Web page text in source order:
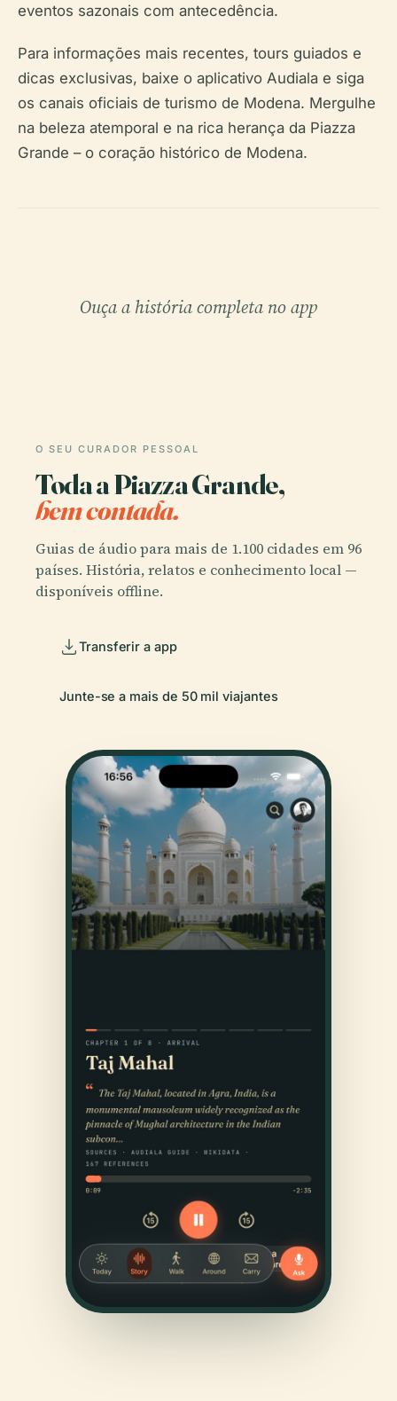
eventos sazonais com antecedência.
Para informações mais recentes, tours guiados e
dicas exclusivas, baixe o aplicativo Audiala e siga
os canais oficiais de turismo de Modena. Mergulhe
na beleza atemporal e na rica herança da Piazza
Grande – o coração histórico de Modena.
Ouça a história completa no app
O SEU CURADOR PESSOAL
Toda a Piazza Grande,
bem contada.
Guias de áudio para mais de 1.100 cidades em 96
países. História, relatos e conhecimento local —
disponíveis offline.
Transferir a app
Junte-se a mais de 50 mil viajantes